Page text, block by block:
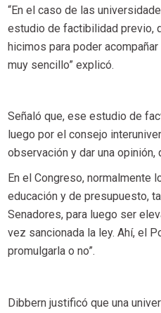
“En el caso de las
estudio de factibilidad previo,
hicimos para poder
muy sencillo” explicó.
Señaló que, ese estudio de
luego por el consejo
observación y dar una opinión,
En el Congreso, normalmente
educación y de presupuesto,
Senadores, para luego ser
vez sancionada la ley. Ahí, el
promulgarla o no”.
Dibbern justificó que una